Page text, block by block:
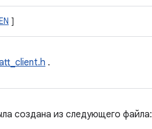
]
.
создана из следующего файла: